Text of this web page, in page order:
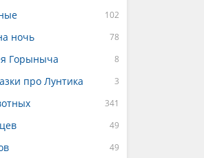
ночь
Горыныча
про Лунтика